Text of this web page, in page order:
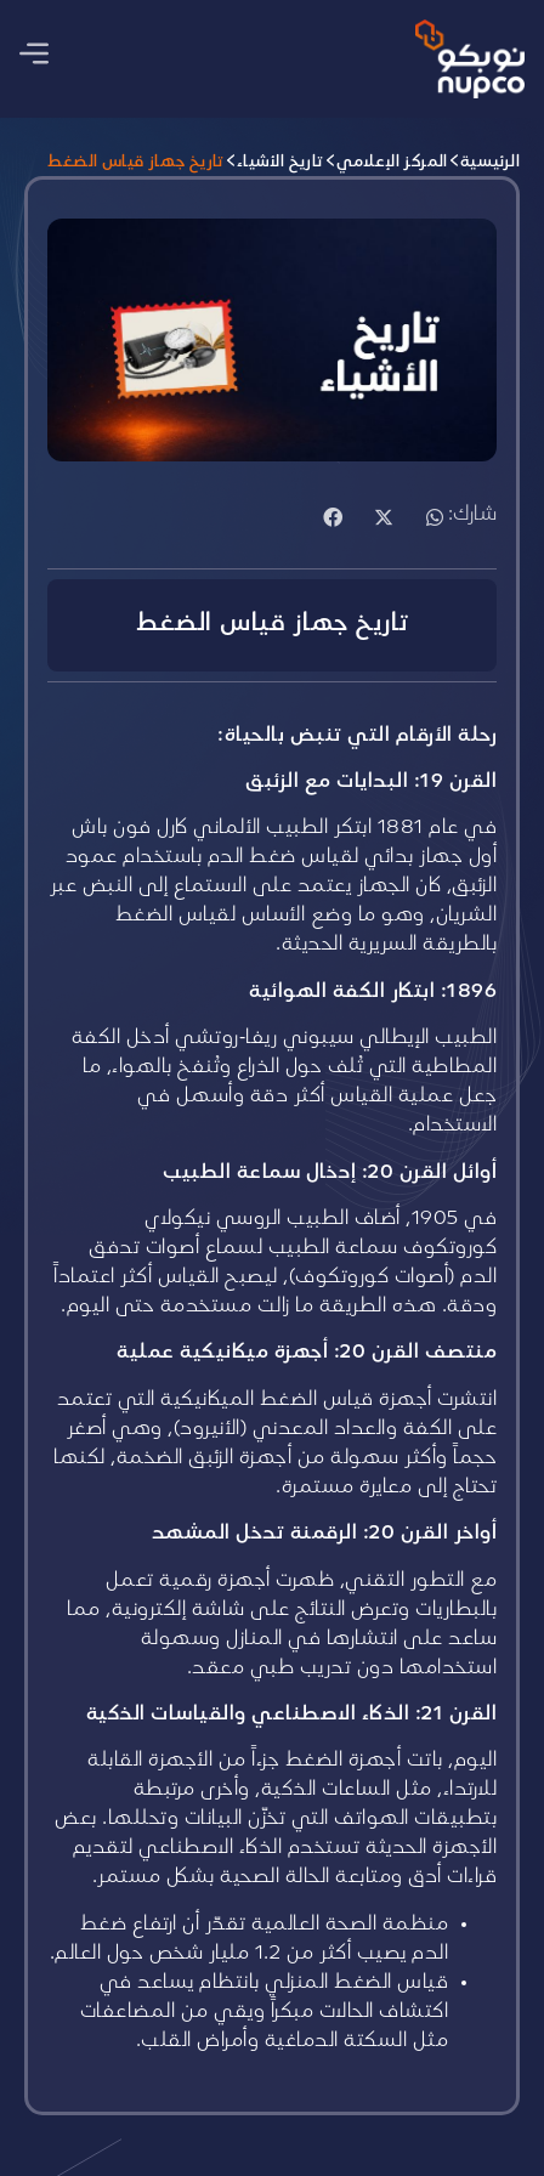
الرئيسية المركز الإعلامي تاريخ الأشياء تاريخ جهاز قياس الضغط
شارك:
تاريخ جهاز قياس الضغط
رحلة الأرقام التي تنبض بالحياة:
القرن 19: البدايات مع الزئبق
في عام 1881 ابتكر الطبيب الألماني كارل فون باش
أول جهاز بدائي لقياس ضغط الدم باستخدام عمود
الزئبق، كان الجهاز يعتمد على الاستماع إلى النبض عبر
الشريان، وهو ما وضع الأساس لقياس الضغط
بالطريقة السريرية الحديثة.
1896: ابتكار الكفة الهوائية
الطبيب الإيطالي سيبوني ريفا-روتشي أدخل الكفة
المطاطية التي تُلف حول الذراع وتُنفخ بالهواء، ما
جعل عملية القياس أكثر دقة وأسهل في
الاستخدام.
أوائل القرن 20: إدخال سماعة الطبيب
في 1905، أضاف الطبيب الروسي نيكولاي
كوروتكوف سماعة الطبيب لسماع أصوات تدفق
الدم (أصوات كوروتكوف)، ليصبح القياس أكثر اعتماداً
ودقة. هذه الطريقة ما زالت مستخدمة حتى اليوم.
منتصف القرن 20: أجهزة ميكانيكية عملية
انتشرت أجهزة قياس الضغط الميكانيكية التي تعتمد
على الكفة والعداد المعدني (الأنيرود)، وهي أصغر
حجماً وأكثر سهولة من أجهزة الزئبق الضخمة، لكنها
تحتاج إلى معايرة مستمرة.
أواخر القرن 20: الرقمنة تدخل المشهد
مع التطور التقني، ظهرت أجهزة رقمية تعمل
بالبطاريات وتعرض النتائج على شاشة إلكترونية، مما
ساعد على انتشارها في المنازل وسهولة
استخدامها دون تدريب طبي معقد.
القرن 21: الذكاء الاصطناعي والقياسات الذكية
اليوم، باتت أجهزة الضغط جزءاً من الأجهزة القابلة
للارتداء، مثل الساعات الذكية، وأخرى مرتبطة
بتطبيقات الهواتف التي تخزّن البيانات وتحللها. بعض
الأجهزة الحديثة تستخدم الذكاء الاصطناعي لتقديم
قراءات أدق ومتابعة الحالة الصحية بشكل مستمر.
منظمة الصحة العالمية تقدّر أن ارتفاع ضغط
الدم يصيب أكثر من 1.2 مليار شخص حول العالم.
قياس الضغط المنزلي بانتظام يساعد في
اكتشاف الحالات مبكراً ويقي من المضاعفات
مثل السكتة الدماغية وأمراض القلب.